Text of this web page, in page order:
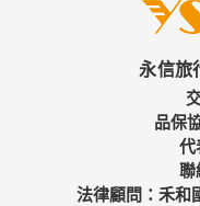
永信旅
品保
代
聯
法律顧問：禾和